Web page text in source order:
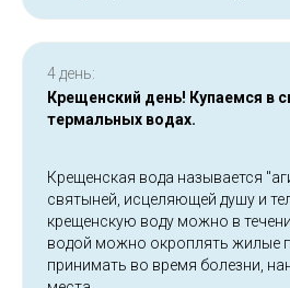
4 день:
Крещенский день! Купаемся в
термальных водах.
Крещенская вода называется
святыней, исцеляющей душу и
крещенскую воду можно в
водой можно окроплять жилые
принимать во время болезни,